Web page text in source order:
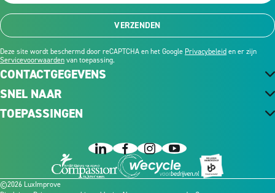
CONTACTGEGEVENS
VERZENDEN
Deze site wordt beschermd door reCAPTCHA en het Google Privacybeleiden er zijn
Servicevoorwaardenvan toepassing.
SNEL NAAR
TOEPASSINGEN
©2026 LuxImprove